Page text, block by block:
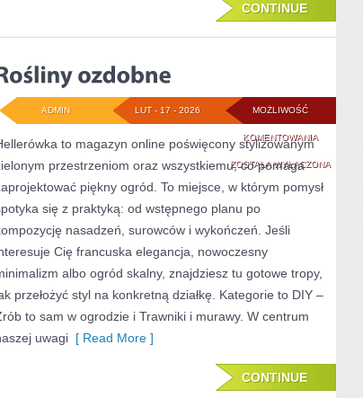
CONTINUE
MOŻLIWOŚĆ
KOMENTOWANIAROŚLINY
OZDOBNE
ZOSTAŁA WYŁĄCZONA
LUT - 17 - 2026
ADMIN
to magazyn online poświęcony stylizowanym
przestrzeniom oraz wszystkiemu, co pomaga
piękny ogród. To miejsce, w którym pomysł
się z praktyką: od wstępnego planu po
nasadzeń, surowców i wykończeń. Jeśli
Cię francuska elegancja, nowoczesny
albo ogród skalny, znajdziesz tu gotowe tropy,
przełożyć styl na konkretną działkę. Kategorie to DIY –
to sam w ogrodzie i Trawniki i murawy. W centrum
uwagi [ Read More ]
CONTINUE